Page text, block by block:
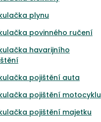
plynu
povinného ručení
havarijního
pojištění auta
pojištění motocyklu
pojištění majetku